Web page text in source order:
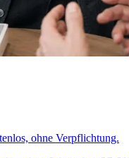
ohne Verpflichtung.